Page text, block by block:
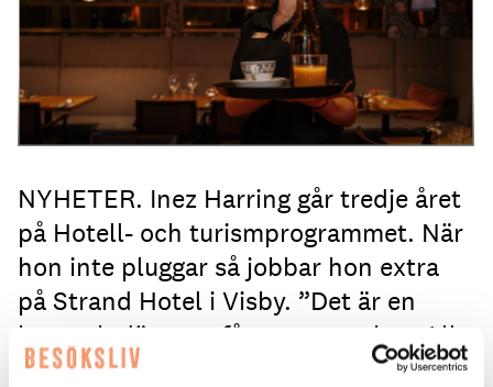
NYHETER. Inez Harring går tredje året
på Hotell- och turismprogrammet. När
hon inte pluggar så jobbar hon extra
på Strand Hotel i Visby. ”Det är en
bransch där man får testa mycket. Alla
är så hjälpsamma”, säger hon.